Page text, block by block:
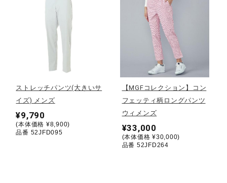
サポート
直営店一覧
取扱店一覧
ストレッチパンツ(大きいサ
イズ) メンズ
¥9,790
(本体価格 ¥8,900)
品番 52JFD095
【MGFコレクション】コン
フェッティ柄ロングパンツ
ウィメンズ
¥33,000
(本体価格 ¥30,000)
品番 52JFD264